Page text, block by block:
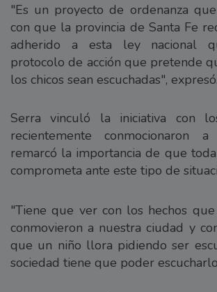
"Es un proyecto de ordenanza
con que la provincia de Santa Fe
adherido a esta ley nacional
protocolo de acción que pretende
los chicos sean escuchadas", expresó.
Serra vinculó la iniciativa con
recientemente
remarcó la importancia de que
comprometa ante este tipo de
"Tiene que ver con los hechos
conmovieron a nuestra ciudad y
que un niño llora pidiendo ser
sociedad tiene que poder